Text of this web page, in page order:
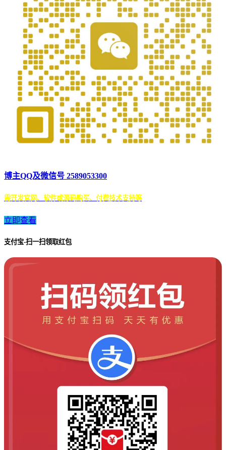
博主QQ及微信号 2589053300
需开发官网、软件或源码购买、付费技术支持等
立即查看
支付宝-扫一扫领取红包